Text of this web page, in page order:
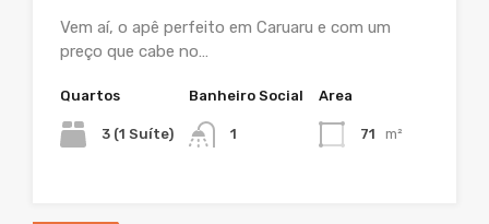
Vem aí, o apê perfeito em Caruaru e com um
preço que cabe no…
Quartos
3 (1 Suíte)
Banheiro Social
1
Area
71 m²